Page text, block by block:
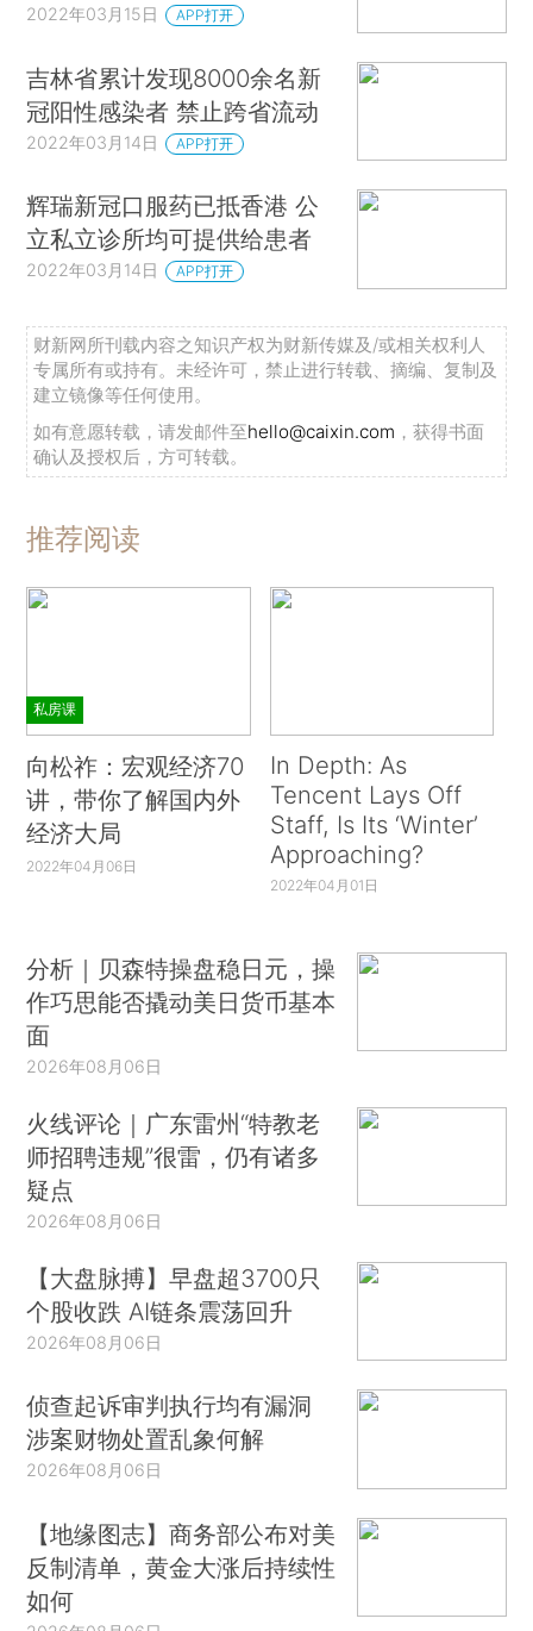
2022年03月15日 APP打开
吉林省累计发现8000余名新
冠阳性感染者 禁止跨省流动
2022年03月14日 APP打开
辉瑞新冠口服药已抵香港 公
立私立诊所均可提供给患者
2022年03月14日 APP打开
财新网所刊载内容之知识产权为财新传媒及/或相关权利人
专属所有或持有。未经许可，禁止进行转载、摘编、复制及
建立镜像等任何使用。
如有意愿转载，请发邮件至hello@caixin.com ，获得书面
确认及授权后，方可转载。
推荐阅读
私房课
向松祚：宏观经济70
讲，带你了解国内外
经济大局
2022年04月06日
In Depth: As
Tencent Lays Off
Staff, Is Its ‘Winter’
Approaching?
2022年04月01日
分析｜贝森特操盘稳日元，操
作巧思能否撬动美日货币基本
面
2026年08月06日
火线评论｜广东雷州“特教老
师招聘违规”很雷，仍有诸多
疑点
2026年08月06日
【大盘脉搏】早盘超3700只
个股收跌 AI链条震荡回升
2026年08月06日
侦查起诉审判执行均有漏洞
涉案财物处置乱象何解
2026年08月06日
【地缘图志】商务部公布对美
反制清单，黄金大涨后持续性
如何